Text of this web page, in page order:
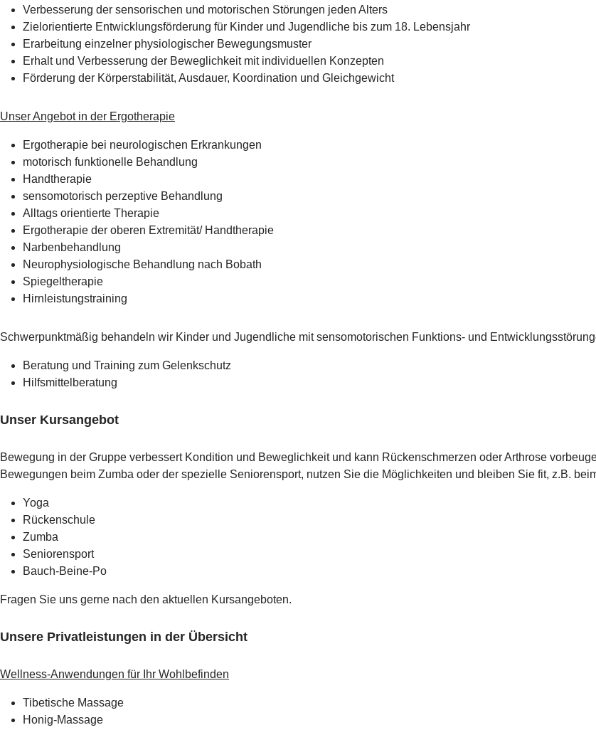
Verbesserung der sensorischen und motorischen Störungen jeden Alters
Zielorientierte Entwicklungsförderung für Kinder und Jugendliche bis zum 18. Lebensjahr
Erarbeitung einzelner physiologischer Bewegungsmuster
Erhalt und Verbesserung der Beweglichkeit mit individuellen Konzepten
Förderung der Körperstabilität, Ausdauer, Koordination und Gleichgewicht
Unser Angebot in der Ergotherapie
Ergotherapie bei neurologischen Erkrankungen
motorisch funktionelle Behandlung
Handtherapie
sensomotorisch perzeptive Behandlung
Alltags orientierte Therapie
Ergotherapie der oberen Extremität/ Handtherapie
Narbenbehandlung
Neurophysiologische Behandlung nach Bobath
Spiegeltherapie
Hirnleistungstraining
Schwerpunktmäßig behandeln wir Kinder und Jugendliche mit sensomotorischen Funktions- und
Beratung und Training zum Gelenkschutz
Hilfsmittelberatung
Unser Kursangebot
Bewegung in der Gruppe verbessert Kondition und Beweglichkeit und kann Rückenschmerzen oder Arthrose
Bewegungen beim Zumba oder der spezielle Seniorensport, nutzen Sie die Möglichkeiten und bleiben Sie fit, z.B.
Yoga
Rückenschule
Zumba
Seniorensport
Bauch-Beine-Po
Fragen Sie uns gerne nach den aktuellen Kursangeboten.
Unsere Privatleistungen in der Übersicht
Wellness-Anwendungen für Ihr Wohlbefinden
Tibetische Massage
Honig-Massage